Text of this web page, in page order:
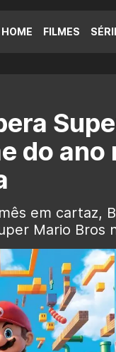
HOME FILMES
do ano
em cartaz,
Mario Bros